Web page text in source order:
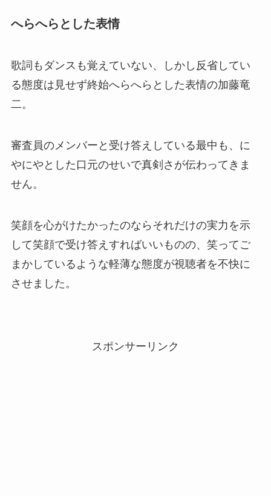
へらへらとした表情
歌詞もダンスも覚えていない、しかし反省してい
る態度は見せず終始へらへらとした表情の加藤竜
二。
審査員のメンバーと受け答えしている最中も、に
やにやとした口元のせいで真剣さが伝わってきま
せん。
笑顔を心がけたかったのならそれだけの実力を示
して笑顔で受け答えすればいいものの、笑ってご
まかしているような軽薄な態度が視聴者を不快に
させました。
スポンサーリンク